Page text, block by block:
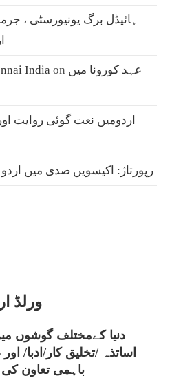
ہائیڈل برگ یونیورسٹی ،
India on عہد کورونا میں
اردومیں نعت گوئی روایت اور
رپورتاژ: اکیسویں صدی میں
ورلڈ
دنیا کےمختلف گوشوں
اساتذہ /تخلیق کار/ادبا/
باہمی تعاون